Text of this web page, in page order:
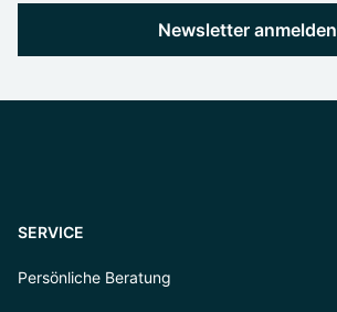
Newsletter anmelden
SERVICE
Persönliche Beratung